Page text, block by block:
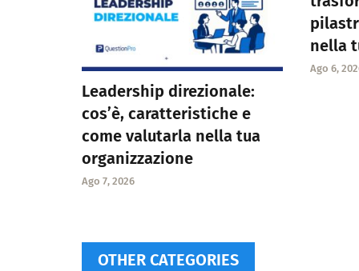
Leadership direzionale:
cos’è, caratteristiche e
come valutarla nella tua
organizzazione
Ago 7, 2026
nella
Ago 6,
OTHER CATEGORIES